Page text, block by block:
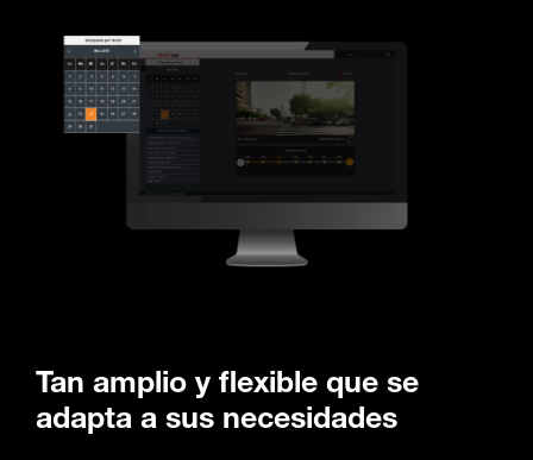
Tan amplio y flexible que se
adapta a sus necesidades